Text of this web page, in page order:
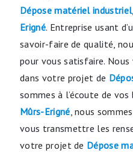
Dépose matériel industriel
Erigné. Entreprise usant
savoir-faire de qualité,
pour vous satisfaire. Nous
dans votre projet de
sommes à l’écoute de
Mûrs-Erigné, nous
vous transmettre les
votre projet de Dépose